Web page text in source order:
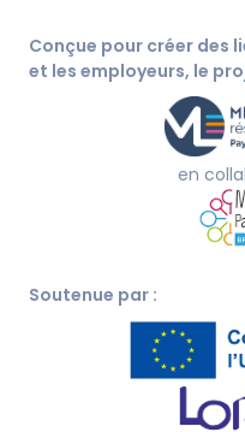
Conçue pour créer des
et les employeurs, le
en
Soutenue par :